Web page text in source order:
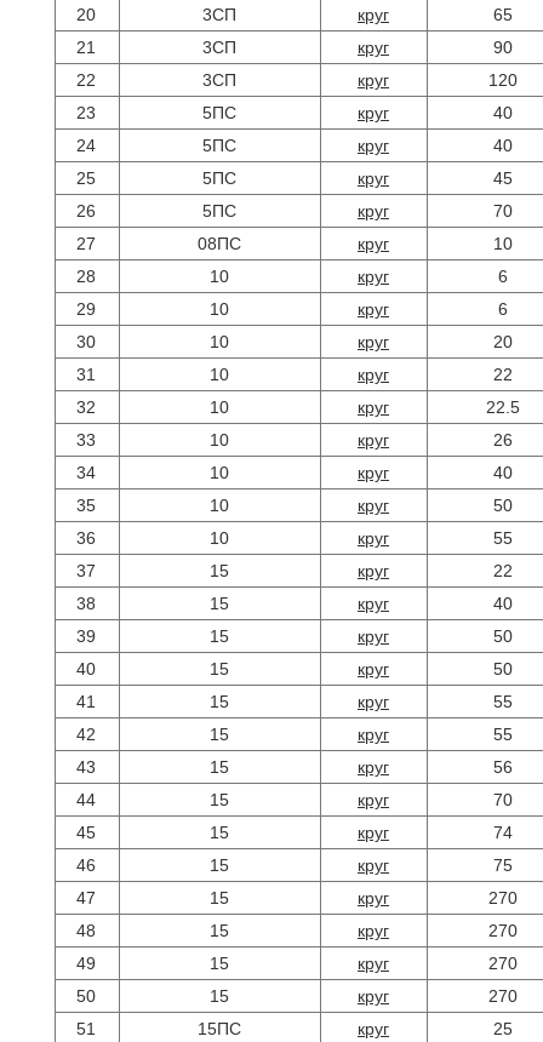
20
3СП круг
65
21
3СП круг
90
22
3СП круг
120
23
5ПС круг
40
24
5ПС круг
40
25
5ПС круг
45
26
5ПС круг
70
27
08ПС круг
10
28
10 круг
6
29
10 круг
6
30
10 круг
20
31
10 круг
22
32
10 круг
22.5
33
10 круг
26
34
10 круг
40
35
10 круг
50
36
10 круг
55
37
15 круг
22
38
15 круг
40
39
15 круг
50
40
15 круг
50
41
15 круг
55
42
15 круг
55
43
15 круг
56
44
15 круг
70
45
15 круг
74
46
15 круг
75
47
15 круг
270
48
15 круг
270
49
15 круг
270
50
15 круг
270
51
15ПС круг
25